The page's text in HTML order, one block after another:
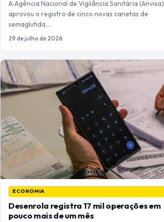
A Agência Nacional de Vigilância Sanitária (Anvisa)
aprovou o registro de cinco novas canetas de
semaglutida,…
29 de julho de 2026
ECONOMIA
Desenrola registra 17 mil operações em
pouco mais de um mês